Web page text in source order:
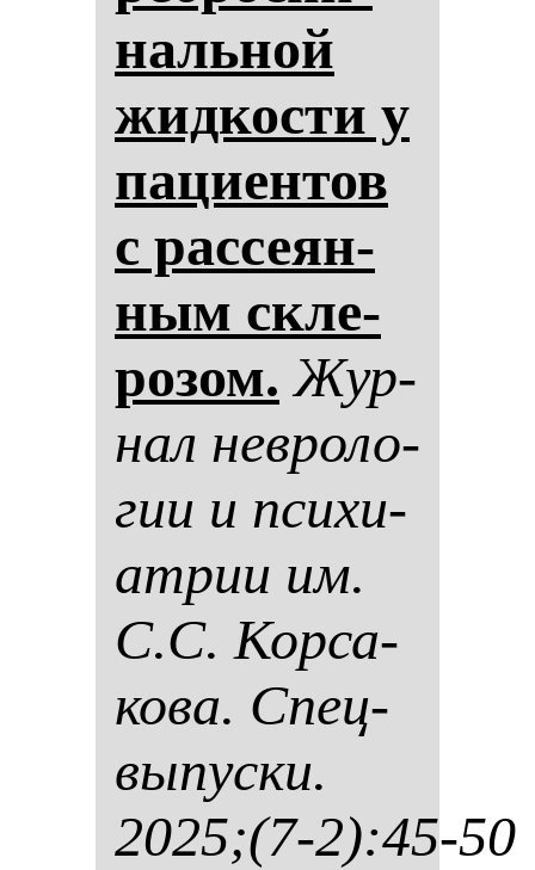
наль­ной
жид­кос­ти у
па­ци­ен­тов
с рас­се­ян­
ным скле­
ро­зом. Жур­
нал нев­ро­ло­
гии и пси­хи­
ат­рии им.
С.С. Кор­са­
ко­ва. Спец­
вы­пус­ки.
2025;(7-2):45-50